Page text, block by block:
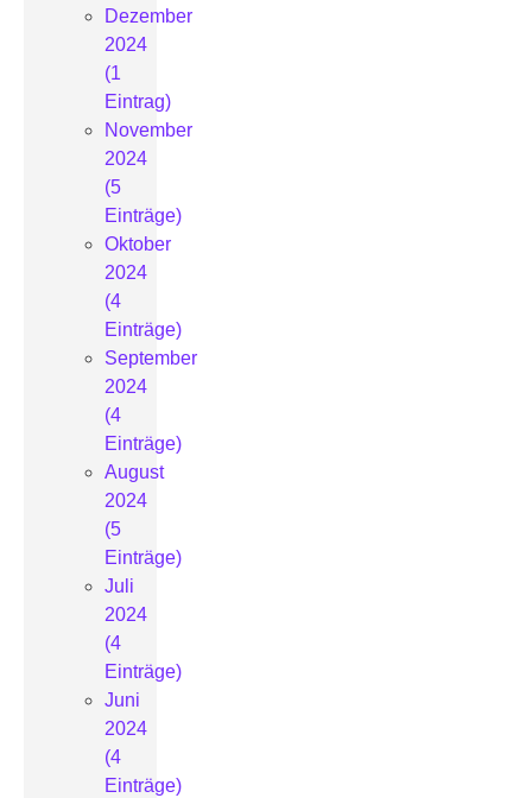
Dezember
2024
(1
Eintrag)
November
2024
(5
Einträge)
Oktober
2024
(4
Einträge)
September
2024
(4
Einträge)
August
2024
(5
Einträge)
Juli
2024
(4
Einträge)
Juni
2024
(4
Einträge)